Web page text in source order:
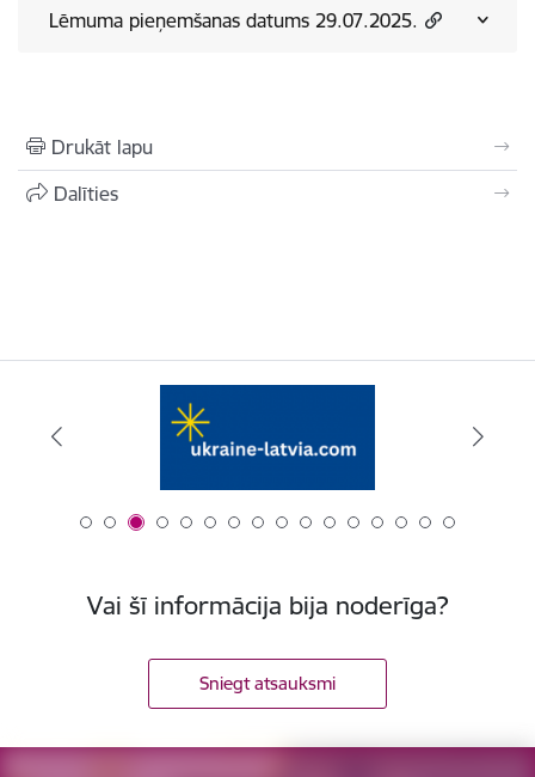
Lēmuma pieņemšanas datums 29.07.2025.
Drukāt lapu
Dalīties
Vai šī informācija bija noderīga?
Sniegt atsauksmi